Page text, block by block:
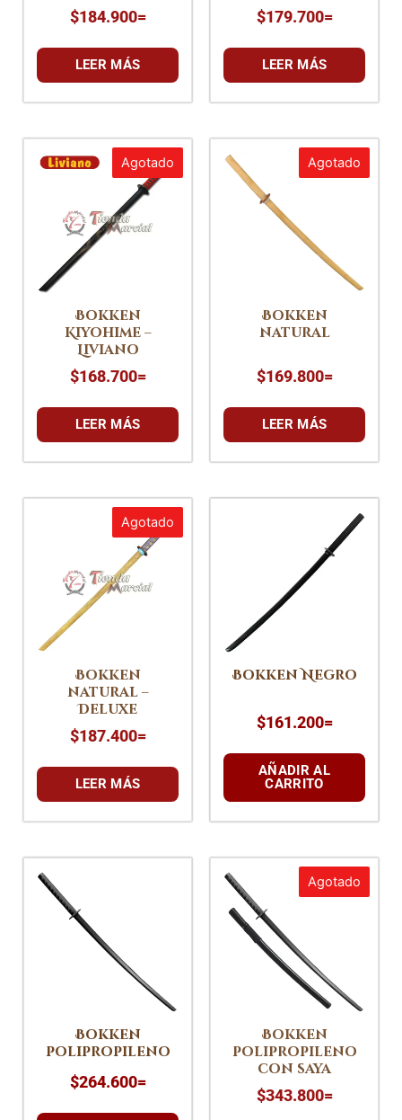
$184.900=
LEER MÁS
$179.700=
LEER MÁS
Agotado
Bokken
Kiyohime –
Liviano
$168.700=
LEER MÁS
Agotado
Bokken
natural
$169.800=
LEER MÁS
Agotado
Bokken
natural –
Deluxe
$187.400=
LEER MÁS
Bokken Negro
$161.200=
AÑADIR AL
CARRITO
Bokken
polipropileno
$264.600=
Agotado
Bokken
polipropileno
con saya
$343.800=